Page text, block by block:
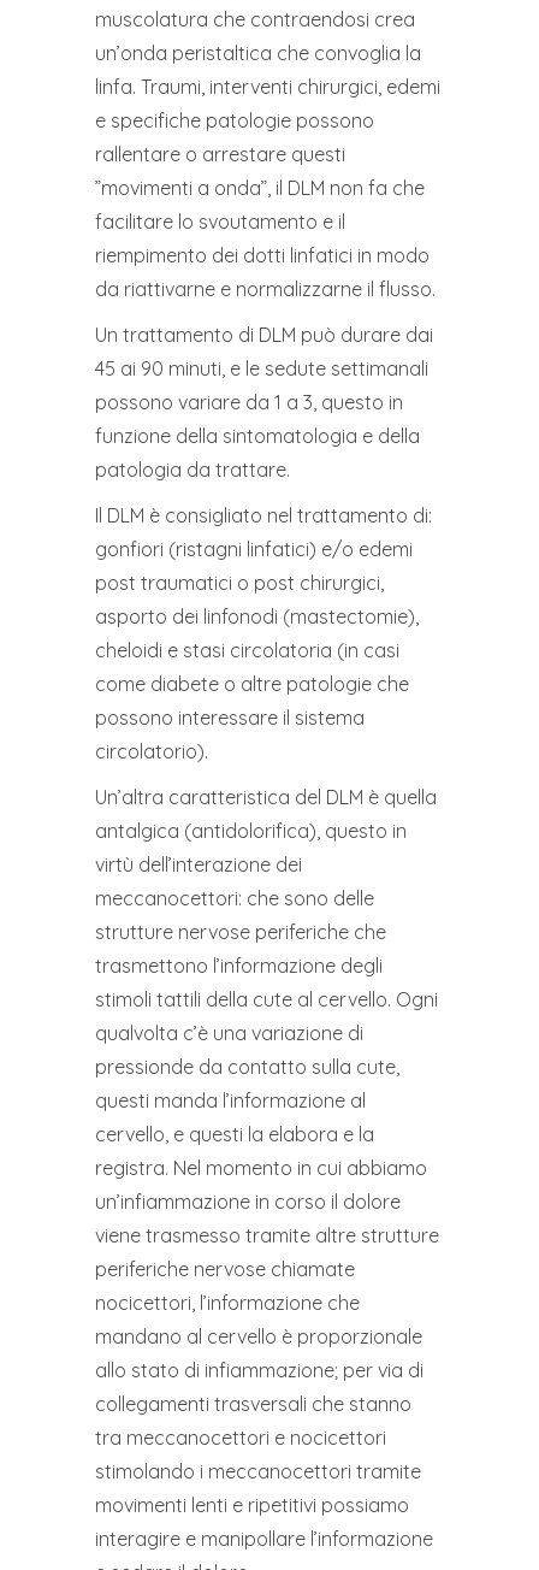
muscolatura che contraendosi crea
un’onda peristaltica che convoglia la
linfa. Traumi, interventi chirurgici, edemi
e specifiche patologie possono
rallentare o arrestare questi
”movimenti a onda”, il DLM non fa che
facilitare lo svoutamento e il
riempimento dei dotti linfatici in modo
da riattivarne e normalizzarne il flusso.
Un trattamento di DLM può durare dai
45 ai 90 minuti, e le sedute settimanali
possono variare da 1 a 3, questo in
funzione della sintomatologia e della
patologia da trattare.
Il DLM è consigliato nel trattamento di:
gonfiori (ristagni linfatici) e/o edemi
post traumatici o post chirurgici,
asporto dei linfonodi (mastectomie),
cheloidi e stasi circolatoria (in casi
come diabete o altre patologie che
possono interessare il sistema
circolatorio).
Un’altra caratteristica del DLM è quella
antalgica (antidolorifica), questo in
virtù dell’interazione dei
meccanocettori: che sono delle
strutture nervose periferiche che
trasmettono l’informazione degli
stimoli tattili della cute al cervello. Ogni
qualvolta c’è una variazione di
pressionde da contatto sulla cute,
questi manda l’informazione al
cervello, e questi la elabora e la
registra. Nel momento in cui abbiamo
un’infiammazione in corso il dolore
viene trasmesso tramite altre strutture
periferiche nervose chiamate
nocicettori, l’informazione che
mandano al cervello è proporzionale
allo stato di infiammazione; per via di
collegamenti trasversali che stanno
tra meccanocettori e nocicettori
stimolando i meccanocettori tramite
movimenti lenti e ripetitivi possiamo
interagire e manipollare l’informazione